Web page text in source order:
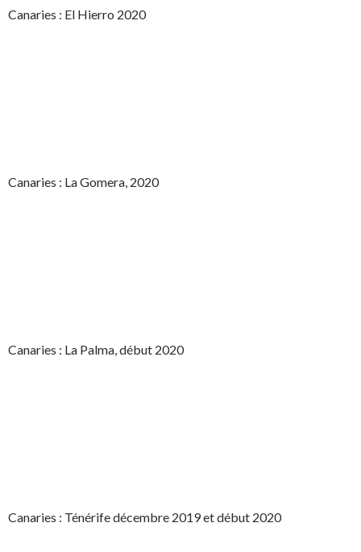
Canaries : El Hierro 2020
Canaries : La Gomera, 2020
Canaries : La Palma, début 2020
Canaries : Ténérife décembre 2019 et début 2020